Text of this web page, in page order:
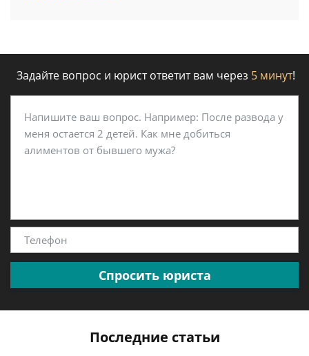
Задайте вопрос и юрист ответит вам через 5 минут!
Спросить юриста
Последние статьи